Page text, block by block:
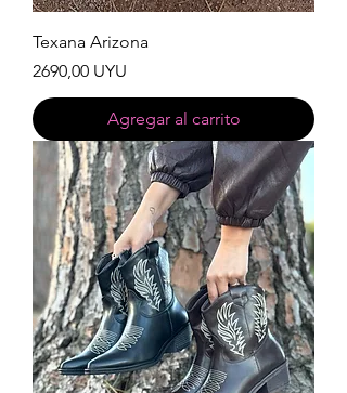
Texana Arizona
Precio
2690,00 UYU
Agregar al carrito